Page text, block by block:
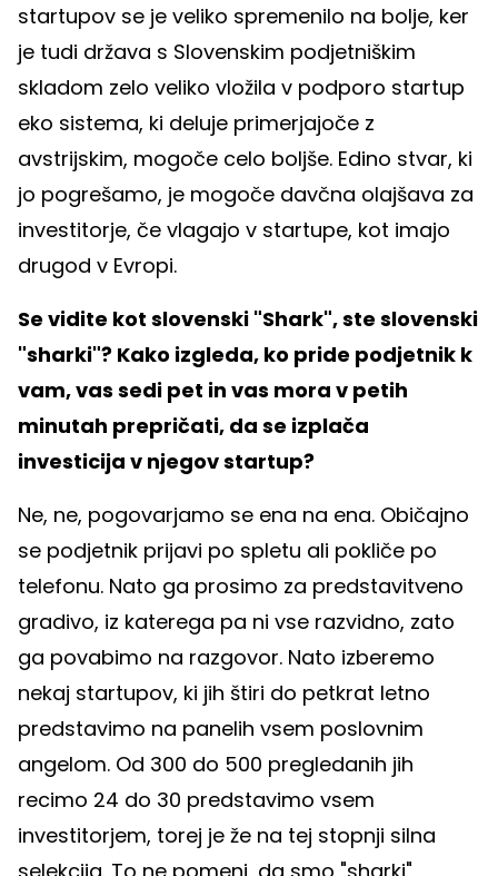
startupov se je veliko spremenilo na bolje, ker
je tudi država s Slovenskim podjetniškim
skladom zelo veliko vložila v podporo startup
eko sistema, ki deluje primerjajoče z
avstrijskim, mogoče celo boljše. Edino stvar, ki
jo pogrešamo, je mogoče davčna olajšava za
investitorje, če vlagajo v startupe, kot imajo
drugod v Evropi.
Se vidite kot slovenski "Shark", ste slovenski
"sharki"? Kako izgleda, ko pride podjetnik k
vam, vas sedi pet in vas mora v petih
minutah prepričati, da se izplača
investicija v njegov startup?
Ne, ne, pogovarjamo se ena na ena. Običajno
se podjetnik prijavi po spletu ali pokliče po
telefonu. Nato ga prosimo za predstavitveno
gradivo, iz katerega pa ni vse razvidno, zato
ga povabimo na razgovor. Nato izberemo
nekaj startupov, ki jih štiri do petkrat letno
predstavimo na panelih vsem poslovnim
angelom. Od 300 do 500 pregledanih jih
recimo 24 do 30 predstavimo vsem
investitorjem, torej je že na tej stopnji silna